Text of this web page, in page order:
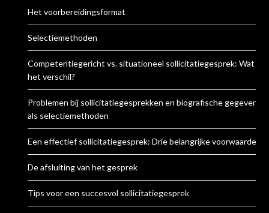
Het voorbereidingsformat
Selectiemethoden
Competentiegericht vs. situationeel sollicitatiegesprek: Wat is
het verschil?
Problemen bij sollicitatiegesprekken en biografische gegevens
als selectiemethoden
Een effectief sollicitatiegesprek: Drie belangrijke voorwaarden
De afsluiting van het gesprek
Tips voor een succesvol sollicitatiegesprek